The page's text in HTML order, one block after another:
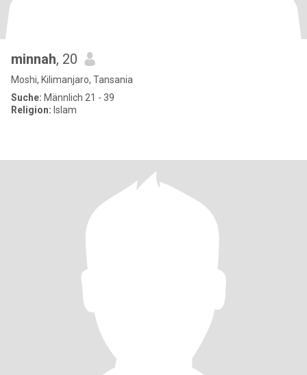
minnah, 20
Moshi, Kilimanjaro, Tansania
Suche: Männlich 21 - 39
Religion: Islam